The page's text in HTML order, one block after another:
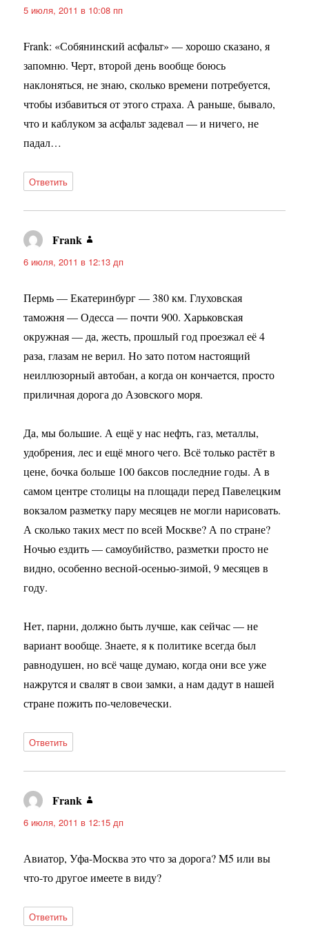
5 июля, 2011 в 10:08 пп
Frank: «Собянинский асфальт» — хорошо сказано, я
запомню. Черт, второй день вообще боюсь
наклоняться, не знаю, сколько времени потребуется,
чтобы избавиться от этого страха. А раньше, бывало,
что и каблуком за асфальт задевал — и ничего, не
падал…
Ответить
Frank
6 июля, 2011 в 12:13 дп
Пермь — Екатеринбург — 380 км. Глуховская
таможня — Одесса — почти 900. Харьковская
окружная — да, жесть, прошлый год проезжал её 4
раза, глазам не верил. Но зато потом настоящий
неиллюзорный автобан, а когда он кончается, просто
приличная дорога до Азовского моря.
Да, мы большие. А ещё у нас нефть, газ, металлы,
удобрения, лес и ещё много чего. Всё только растёт в
цене, бочка больше 100 баксов последние годы. А в
самом центре столицы на площади перед Павелецким
вокзалом разметку пару месяцев не могли нарисовать.
А сколько таких мест по всей Москве? А по стране?
Ночью ездить — самоубийство, разметки просто не
видно, особенно весной-осенью-зимой, 9 месяцев в
году.
Нет, парни, должно быть лучше, как сейчас — не
вариант вообще. Знаете, я к политике всегда был
равнодушен, но всё чаще думаю, когда они все уже
нажрутся и свалят в свои замки, а нам дадут в нашей
стране пожить по-человечески.
Ответить
Frank
6 июля, 2011 в 12:15 дп
Авиатор, Уфа-Москва это что за дорога? M5 или вы
что-то другое имеете в виду?
Ответить